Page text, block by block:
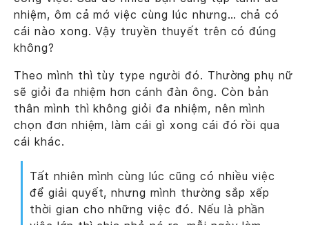
nhiệm, ôm cả mớ việc cùng lúc nhưng… chả có
cái nào xong. Vậy truyền thuyết trên có đúng
không?
Theo mình thì tùy type người đó. Thường phụ nữ
sẽ giỏi đa nhiệm hơn cánh đàn ông. Còn bản
thân mình thì không giỏi đa nhiệm, nên mình
chọn đơn nhiệm, làm cái gì xong cái đó rồi qua
cái khác.
Tất nhiên mình cùng lúc cũng có nhiều việc
để giải quyết, nhưng mình thường sắp xếp
thời gian cho những việc đó. Nếu là phần